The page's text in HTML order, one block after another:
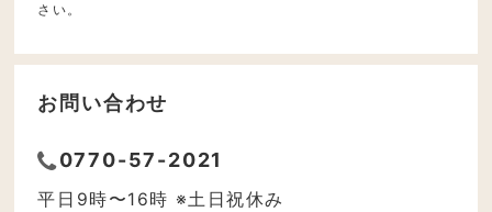
さい。
お問い合わせ
0770-57-2021
平日9時〜16時 ※土日祝休み